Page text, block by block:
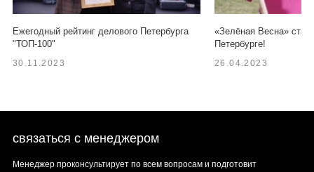
Ежегодный рейтинг делового Петербурга
"ТОП-100"
30.11.2023
«Зелёная Весна»
Петербурге!
26.04.2023
связаться с менеджером
Менеджер проконсультирует по всем вопросам и подготовит